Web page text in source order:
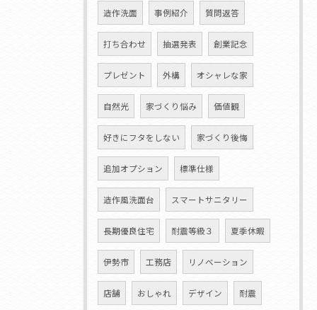
造作洗面 事例紹介 質問返答
打ち合わせ 抽選発表 創業記念
プレゼント 外構 オシャレな家
自然光 家づくり悩み 価値観
好きにフタをしない 家づくり後悔
追加オプション 標準仕様
造作風洗面台 スマートサニタリー
長期優良住宅 耐震等級３ 夏季休暇
伊勢市 工務店 リノベーション
店舗 おしゃれ デザイン 耐震